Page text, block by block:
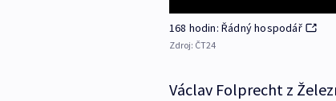
168 hodin: Řádný hospodář
Zdroj: ČT24
Václav Folprecht z